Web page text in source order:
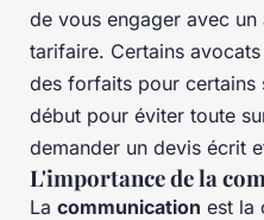
de vous engager avec
tarifaire. Certains
des forfaits pour certains
début pour éviter toute
demander un devis écrit
L'importance de la
La communication est la